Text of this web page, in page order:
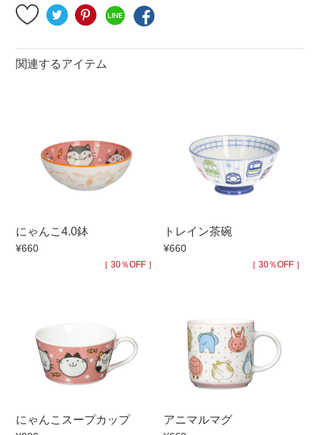
ブランド・窯名・作家名
特集
素材
手ざわり
関連するアイテム
にゃんこ4.0鉢
¥660
［ 30％OFF ］
トレイン茶碗
¥660
［ 30％OFF ］
にゃんこスープカップ アニマルマグ